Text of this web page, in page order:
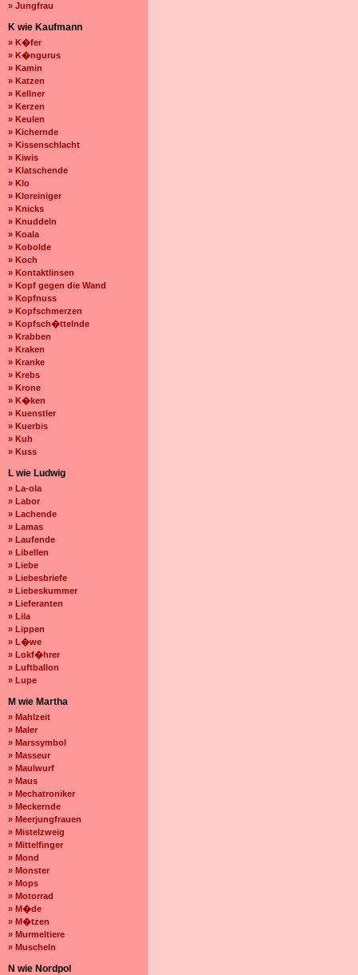
» Jungfrau
K wie Kaufmann
» K�fer
» K�ngurus
» Kamin
» Katzen
» Kellner
» Kerzen
» Keulen
» Kichernde
» Kissenschlacht
» Kiwis
» Klatschende
» Klo
» Kloreiniger
» Knicks
» Knuddeln
» Koala
» Kobolde
» Koch
» Kontaktlinsen
» Kopf gegen die Wand
» Kopfnuss
» Kopfschmerzen
» Kopfsch�ttelnde
» Krabben
» Kraken
» Kranke
» Krebs
» Krone
» K�ken
» Kuenstler
» Kuerbis
» Kuh
» Kuss
L wie Ludwig
» La-ola
» Labor
» Lachende
» Lamas
» Laufende
» Libellen
» Liebe
» Liebesbriefe
» Liebeskummer
» Lieferanten
» Lila
» Lippen
» L�we
» Lokf�hrer
» Luftballon
» Lupe
M wie Martha
» Mahlzeit
» Maler
» Marssymbol
» Masseur
» Maulwurf
» Maus
» Mechatroniker
» Meckernde
» Meerjungfrauen
» Mistelzweig
» Mittelfinger
» Mond
» Monster
» Mops
» Motorrad
» M�de
» M�tzen
» Murmeltiere
» Muscheln
N wie Nordpol